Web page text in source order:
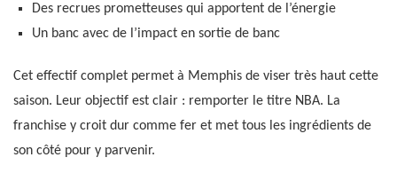
Des recrues prometteuses qui apportent de l’énergie
Un banc avec de l’impact en sortie de banc
Cet effectif complet permet à Memphis de viser très haut cette
saison. Leur objectif est clair : remporter le titre NBA. La
franchise y croit dur comme fer et met tous les ingrédients de
son côté pour y parvenir.